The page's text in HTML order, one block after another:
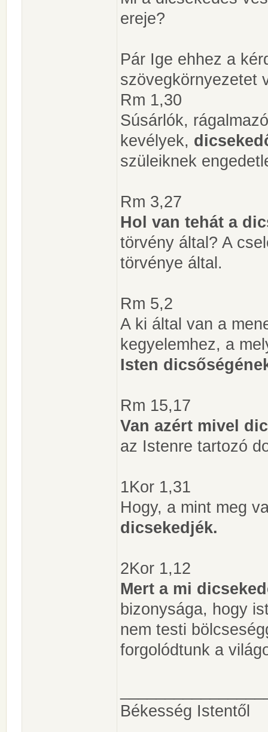
ereje?
Pár Ige ehhez a
szövegkörnyezetet
Rm 1,30
Súsárlók,
kevélyek,
szüleiknek
Rm 3,27
Hol van tehát a
törvény által? A
törvénye által.
Rm 5,2
A ki által van a
kegyelemhez, a
Isten
Rm 15,17
Van azért mivel
az Istenre tartozó
1Kor 1,31
Hogy, a mint meg
dicsekedjék.
2Kor 1,12
Mert a mi
bizonysága, hogy
nem testi
forgolódtunk a
Békesség Istentől